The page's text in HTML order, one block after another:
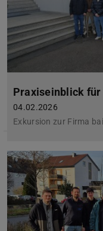
Praxiseinblick für
04.02.2026
Exkursion zur Firma